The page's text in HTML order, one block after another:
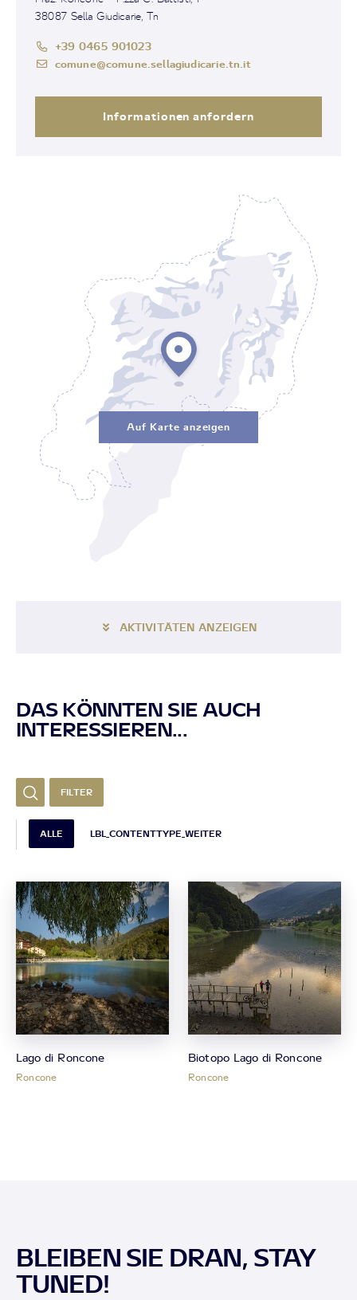
38087 Sella Giudicarie, Tn
+39 0465 901023
comune@comune.sellagiudicarie.tn.it
Informationen anfordern
Auf Karte anzeigen
AKTIVITÄTEN ANZEIGEN
DAS KÖNNTEN SIE AUCH
INTERESSIEREN...
FILTER
ALLE LBL_CONTENTTYPE_WEITER
Lago di Roncone
Roncone
Biotopo Lago di Roncone
Roncone
BLEIBEN SIE DRAN, STAY
TUNED!